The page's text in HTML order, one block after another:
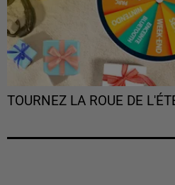
TOURNEZ LA ROUE DE